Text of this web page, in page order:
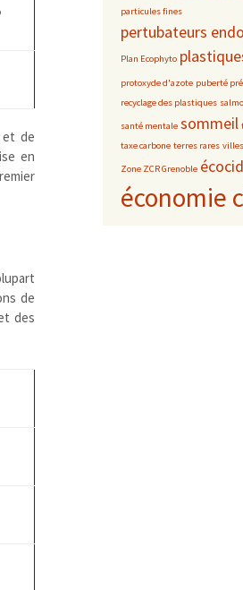
et de
en
de
des
particules fines
pertubateurs
Plan Ecophyto
protoxyde d'azote puberté
recyclage des plastiques
santé mentale sommeil
taxe carbone terres rares
Zone ZCR Grenoble
économie